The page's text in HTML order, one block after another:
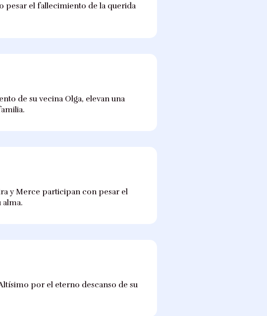
pesar el fallecimiento de la querida
de su vecina Olga, elevan una
y Merce participan con pesar el
alma.
por el eterno descanso de su